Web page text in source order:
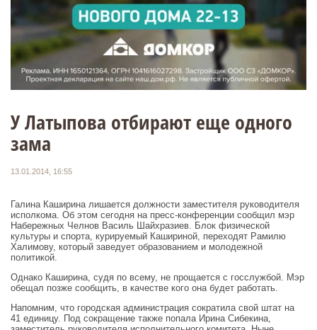
У Латыпова отбирают еще одного
зама
13.01.2014, 16:55
Галина Каширина лишается должности заместителя руководителя
исполкома. Об этом сегодня на пресс-конференции сообщил мэр
Набережных Челнов Василь Шайхразиев. Блок физической
культуры и спорта, курируемый Кашириной, переходят Рамилю
Халимову, который заведует образованием и молодежной
политикой.
Однако Каширина, судя по всему, не прощается с госслужбой. Мэр
обещал позже сообщить, в качестве кого она будет работать.
Напомним, что городская администрация сократила свой штат на
41 единицу. Под сокращение также попала Ирина Сибекина,